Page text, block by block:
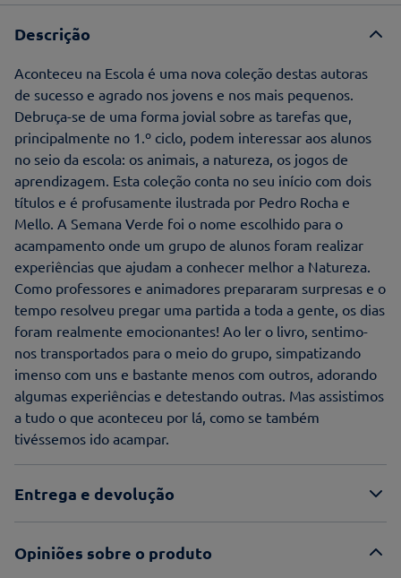
Descrição
Aconteceu na Escola é uma nova coleção destas autoras
de sucesso e agrado nos jovens e nos mais pequenos.
Debruça-se de uma forma jovial sobre as tarefas que,
principalmente no 1.º ciclo, podem interessar aos alunos
no seio da escola: os animais, a natureza, os jogos de
aprendizagem. Esta coleção conta no seu início com dois
títulos e é profusamente ilustrada por Pedro Rocha e
Mello. A Semana Verde foi o nome escolhido para o
acampamento onde um grupo de alunos foram realizar
experiências que ajudam a conhecer melhor a Natureza.
Como professores e animadores prepararam surpresas e o
tempo resolveu pregar uma partida a toda a gente, os dias
foram realmente emocionantes! Ao ler o livro, sentimo-
nos transportados para o meio do grupo, simpatizando
imenso com uns e bastante menos com outros, adorando
algumas experiências e detestando outras. Mas assistimos
a tudo o que aconteceu por lá, como se também
tivéssemos ido acampar.
Entrega e devolução
Opiniões sobre o produto